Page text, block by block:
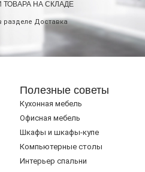
НА СКЛАДЕ
разделе Доставка
Полезные советы
Кухонная мебель
Офисная мебель
Шкафы и шкафы-купе
Компьютерные столы
Интерьер спальни